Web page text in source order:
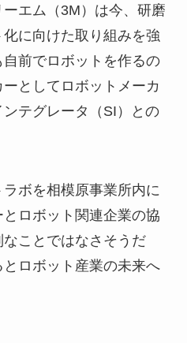
エム（3M）は今、研磨
に向けた取り組みを強
前でロボットを作るの
としてロボットメーカ
テグレータ（SI）との
ボを相模原事業所内に
ロボット関連企業の協
ことではなさそうだ
ロボット産業の未来へ